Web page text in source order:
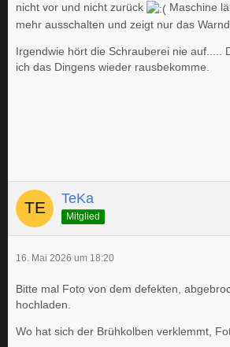
nicht vor und nicht zurück
Maschine
mehr ausschalten und zeigt nur das
Irgendwie hört die Schrauberei nie auf.....
ich das Dingens wieder rausbekomme.
TeKa
Mitglied
16. Mai 2026 um 18:20
Bitte mal Foto von dem defekten,
hochladen.
Wo hat sich der Brühkolben verklemmt,